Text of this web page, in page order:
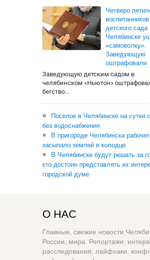
Четверо
воспитанников
детского сада
Челябинске
«самоволку».
Заведующую
оштрафовали
Заведующую детским садом в
челябинском «Ньютон»
бегство...
Поселок в Челябинске на сутки
без водоснабжения
В пригороде Челябинска
засыпало землей в колодце
В Челябинске будут решать за
кто достоин представлять их
городской думе
О НАС
Главные, свежие новости
России, мира. Репортажи,
расследования, лайфхаки,